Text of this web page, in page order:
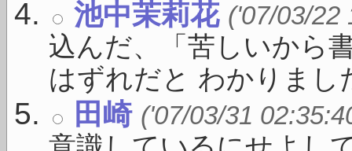
池中茉莉花 ('07/03/22
込んだ、「苦しいから
はずれだと わかりまし
田崎 ('07/03/31